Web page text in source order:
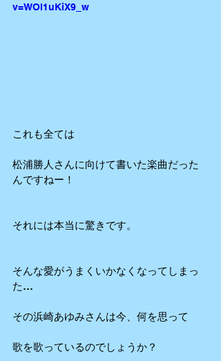
v=WOl1uKiX9_w
これも全ては
松浦勝人さんに向けて書いた楽曲だった
んですねー！
それには本当に驚きです。
そんな愛がうまくいかなくなってしまっ
た…
その浜崎あゆみさんは今、何を思って
歌を歌っているのでしょうか？